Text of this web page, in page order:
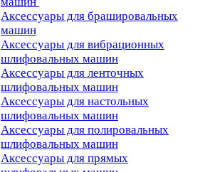
Аксессуары для брашировальных
машин
Аксессуары для вибрационных
шлифовальных машин
Аксессуары для ленточных
шлифовальных машин
Аксессуары для настольных
шлифовальных машин
Аксессуары для полировальных
шлифовальных машин
Аксессуары для прямых